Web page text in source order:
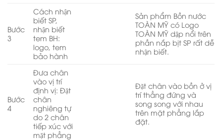
Bước
3
Cách nhận
biết SP,
nhận biết
tem BH:
logo, tem
bảo hành
Sản phẩm Bồn nước
TOÀN MỸ có Logo
TOÀN MỸ dập nổi trên
phần nắp bịt SP rất dễ
nhận biết.
Bước
4
Đưa chân
vào vị trí
định vị: Đặt
chân
nghiêng tự
do 2 chân
tiếp xúc với
mặt phẳng
Đặt chân vào bồn ở vị
trí thẳng đứng và
song song với nhau
trên mặt phẳng lắp
đặt.